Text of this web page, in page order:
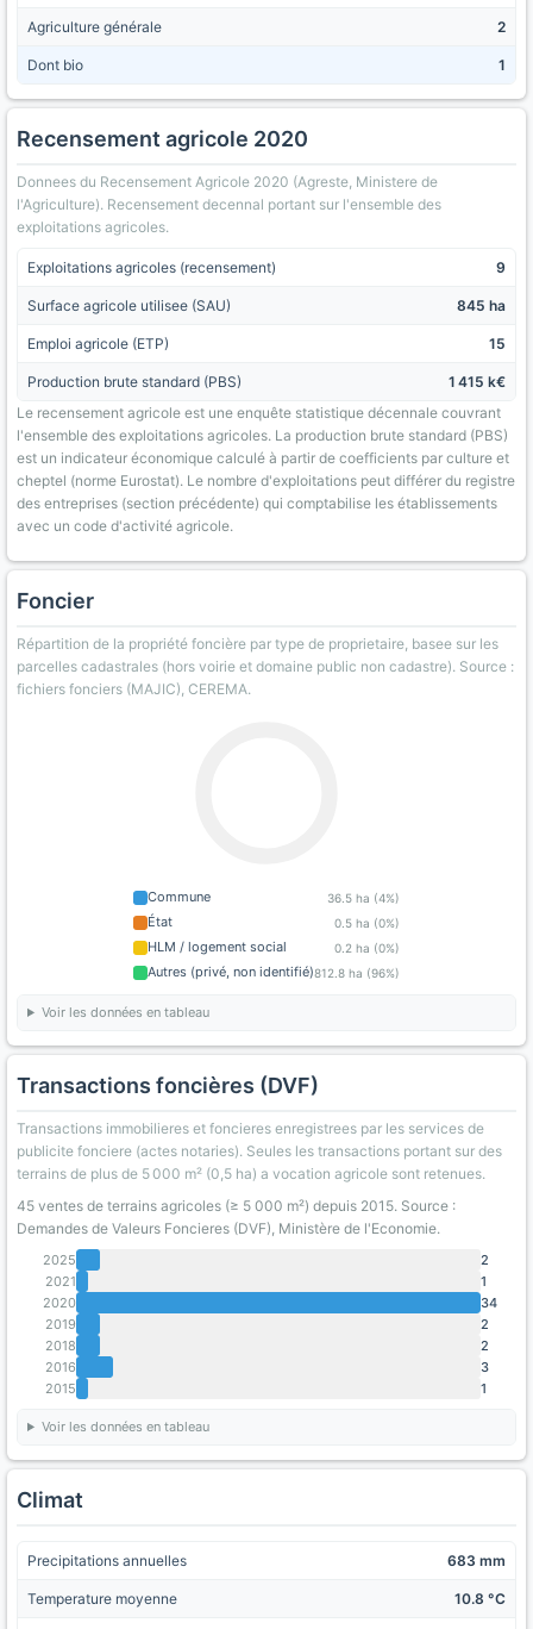
Agriculture générale 2
Dont bio 1
Recensement agricole 2020
Donnees du Recensement Agricole 2020 (Agreste, Ministere de
l'Agriculture). Recensement decennal portant sur l'ensemble des
exploitations agricoles.
Exploitations agricoles (recensement) 9
Surface agricole utilisee (SAU) 845 ha
Emploi agricole (ETP) 15
Production brute standard (PBS)
1 415 k€
Le recensement agricole est une enquête statistique décennale couvrant
l'ensemble des exploitations agricoles. La production brute standard (PBS)
est un indicateur économique calculé à partir de coefficients par culture et
cheptel (norme Eurostat). Le nombre d'exploitations peut différer du registre
des entreprises (section précédente) qui comptabilise les établissements
avec un code d'activité agricole.
Foncier
Répartition de la propriété foncière par type de proprietaire, basee sur les
parcelles cadastrales (hors voirie et domaine public non cadastre). Source :
fichiers fonciers (MAJIC), CEREMA.
Commune 36.5 ha (4%)
État 0.5 ha (0%)
HLM / logement social 0.2 ha (0%)
Autres (privé, non identifié)812.8 ha (96%)
Voir les données en tableau
Transactions foncières (DVF)
Transactions immobilieres et foncieres enregistrees par les services de
publicite fonciere (actes notaries). Seules les transactions portant sur des
terrains de plus de 5 000 m² (0,5 ha) a vocation agricole sont retenues.
45 ventes de terrains agricoles (≥ 5 000 m²) depuis 2015. Source :
Demandes de Valeurs Foncieres (DVF), Ministère de l'Economie.
2025
2
2021
1
2020
34
2019
2
2018
2
2016
3
2015
1
Voir les données en tableau
Climat
Precipitations annuelles 683 mm
Temperature moyenne 10.8 °C